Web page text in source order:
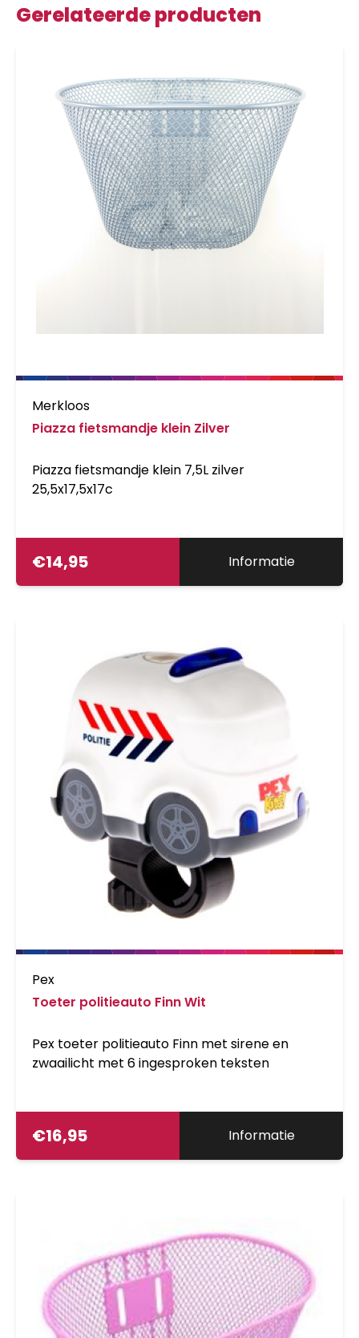
Gerelateerde producten
Merkloos
Piazza fietsmandje klein Zilver
Piazza fietsmandje klein 7,5L zilver
25,5x17,5x17c
€14,95 Informatie
Pex
Toeter politieauto Finn Wit
Pex toeter politieauto Finn met sirene en
zwaailicht met 6 ingesproken teksten
€16,95 Informatie